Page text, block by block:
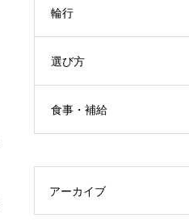
輪行
選び方
食事・補給
アーカイブ